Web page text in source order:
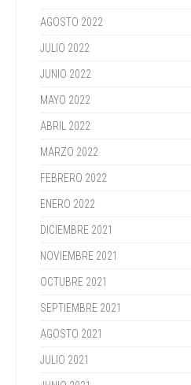
AGOSTO 2022
JULIO 2022
JUNIO 2022
MAYO 2022
ABRIL 2022
MARZO 2022
FEBRERO 2022
ENERO 2022
DICIEMBRE 2021
NOVIEMBRE 2021
OCTUBRE 2021
SEPTIEMBRE 2021
AGOSTO 2021
JULIO 2021